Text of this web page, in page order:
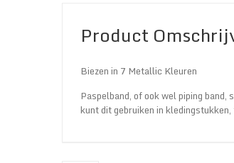
Product
Biezen in 7 Metallic Kleuren
Paspelband, of ook wel piping
kunt dit gebruiken in